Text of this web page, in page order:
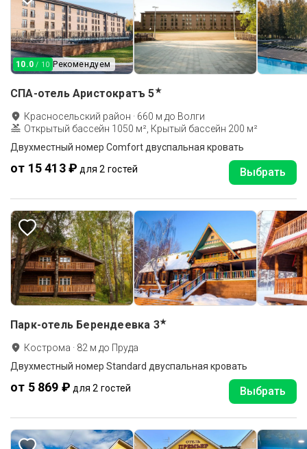
10.0 / 10 Рекомендуем
СПА-отель Аристократъ 5★
Красносельский район · 660 м до Волги
Открытый бассейн 1050 м², Крытый бассейн 200 м²
Двухместный номер Comfort двуспальная кровать
от 15 413 ₽ для 2 гостей Выбрать
Парк-отель Берендеевка 3★
Кострома · 82 м до Пруда
Двухместный номер Standard двуспальная кровать
от 5 869 ₽ для 2 гостей Выбрать